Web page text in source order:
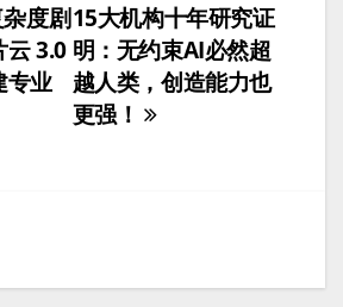
15大机构十年研究证
明：无约束AI必然超
越人类，创造能力也
更强！
度剧
云 3.0
专业